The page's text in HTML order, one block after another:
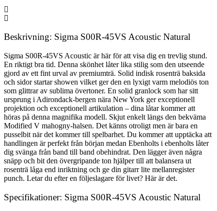
Beskrivning: Sigma S00R-45VS Acoustic Natural
Sigma S00R-45VS Acoustic är här för att visa dig en trevlig stund.
En riktigt bra tid. Denna skönhet låter lika stilig som den utseende
gjord av ett fint urval av premiumträ. Solid indisk rosenträ baksida
och sidor startar showen vilket ger den en lyxigt varm melodiös ton
som glittrar av sublima övertoner. En solid granlock som har sitt
ursprung i Adirondack-bergen nära New York ger exceptionell
projektion och exceptionell artikulation – dina låtar kommer att
höras på denna magnifika modell. Skjut enkelt längs den bekväma
Modified V mahogny-halsen. Det känns otroligt men är bara en
pusselbit när det kommer till spelbarhet. Du kommer att upptäcka att
handlingen är perfekt från början medan Ebenholts i ebenholts låter
dig svänga från band till band obehindrat. Den lägger även några
snäpp och bit den övergripande ton hjälper till att balansera ut
rosenträ låga end inriktning och ge din gitarr lite mellanregister
punch. Letar du efter en följeslagare för livet? Här är det.
Specifikationer: Sigma S00R-45VS Acoustic Natural